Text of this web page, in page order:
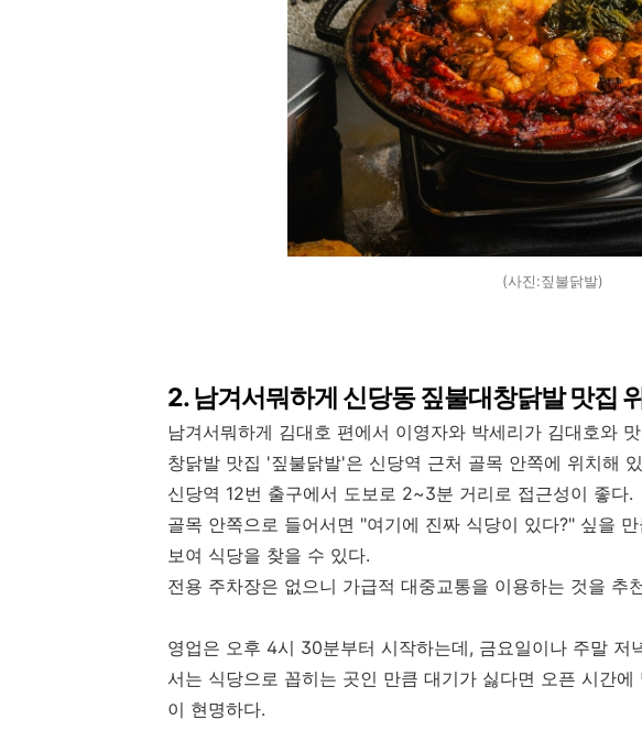
(사진:짚불닭발)
2. 남겨서뭐하게 신당동 짚불대창닭발 맛집
남겨서뭐하게 김대호 편에서 이영자와 박세리가 김대호와
창닭발 맛집 '짚불닭발'은 신당역 근처 골목 안쪽에 위치해
신당역 12번 출구에서 도보로 2~3분 거리로 접근성이 좋다.
골목 안쪽으로 들어서면 "여기에 진짜 식당이 있다?" 싶을
보여 식당을 찾을 수 있다.
전용 주차장은 없으니 가급적 대중교통을 이용하는 것을 추
영업은 오후 4시 30분부터 시작하는데, 금요일이나 주말 저
서는 식당으로 꼽히는 곳인 만큼 대기가 싫다면 오픈 시간
이 현명하다.